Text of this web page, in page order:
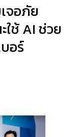
จอภัย
ช้ AI ช่วย
อร์